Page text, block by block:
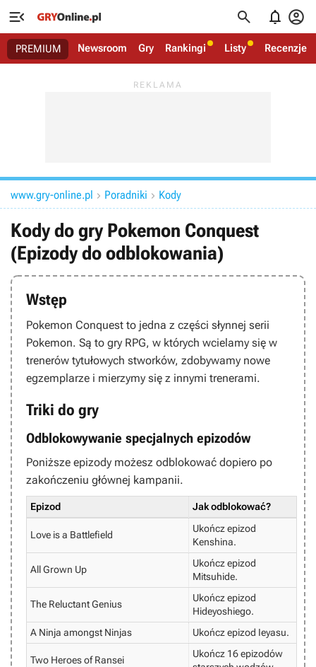
   
PREMIUM Newsroom Gry Rankingi Listy Recenzje
www.gry-online.pl  Poradniki  Kody
Kody do gry Pokemon Conquest
(Epizody do odblokowania)
Wstęp
Pokemon Conquest to jedna z części słynnej serii
Pokemon. Są to gry RPG, w których wcielamy się w
trenerów tytułowych stworków, zdobywamy nowe
egzemplarze i mierzymy się z innymi trenerami.
Triki do gry
Odblokowywanie specjalnych epizodów
Poniższe epizody możesz odblokować dopiero po
zakończeniu głównej kampanii.
Epizod Jak odblokować?
Love is a Battlefield
Ukończ epizod
Kenshina.
All Grown Up
Ukończ epizod
Mitsuhide.
The Reluctant Genius
Ukończ epizod
Hideyoshiego.
A Ninja amongst Ninjas
Ukończ epizod Ieyasu.
Two Heroes of Ransei
Ukończ 16 epizodów